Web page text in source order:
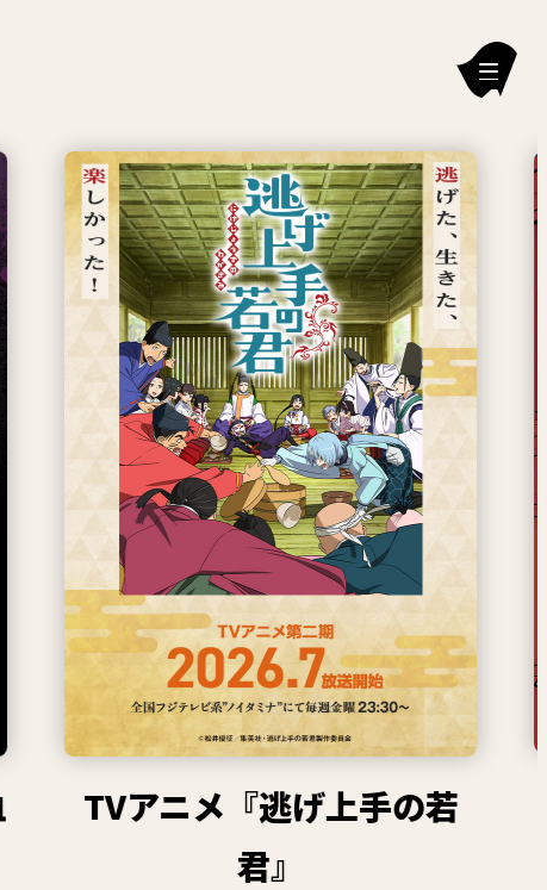
新刊情報
編集部からのお知らせ
お知らせ
連載作品
雑誌
定期購読
イチオシ情報
漫画賞
関連情報
関連リンク
TVアニメ『逃げ上手の若
君』